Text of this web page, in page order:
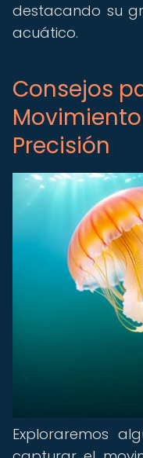
destacando su
acuático.
Consejos
Precisión
Exploraremos